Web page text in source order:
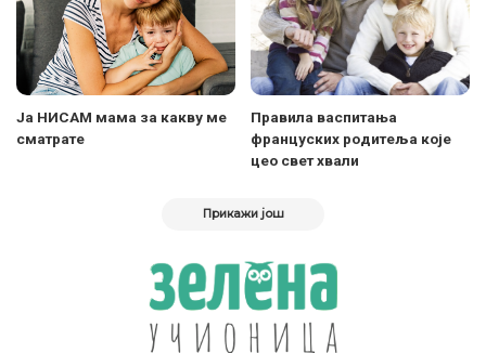
Ја НИСАМ мама за какву ме
сматрате
Правила васпитања
француских родитеља које
цео свет хвали
Прикажи још